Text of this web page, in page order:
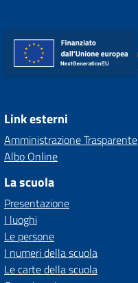
Link esterni
Amministrazione Trasparente
Albo Online
La scuola
Presentazione
I luoghi
Le persone
I numeri della scuola
Le carte della scuola